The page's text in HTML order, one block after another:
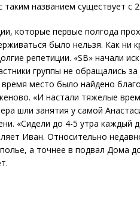
таким названием существует с
которые первые полгода
было нельзя. Как ни
репетиции. «SB» начали
группы не обращались
время место было найдено
«И настали тяжелые
шли занятия у самой
«Сидели до 4-5 утра каждый
Иван. Относительно
а точнее в подвал Дома